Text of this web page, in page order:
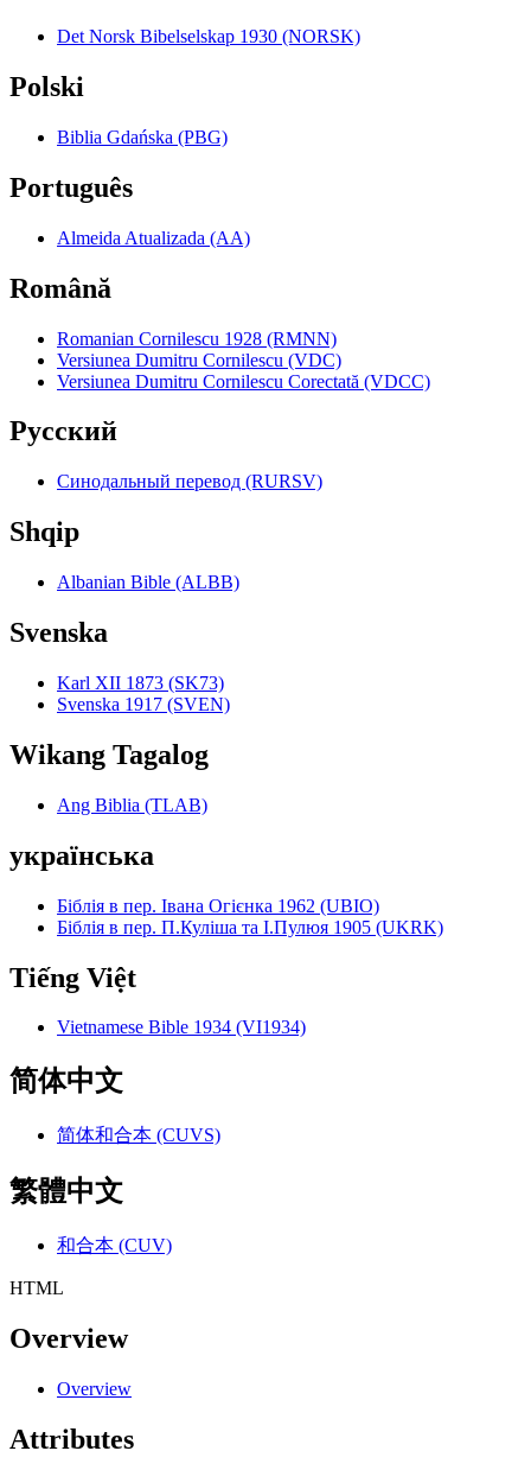
Det Norsk Bibelselskap 1930 (NORSK)
Polski
Biblia Gdańska (PBG)
Português
Almeida Atualizada (AA)
Română
Romanian Cornilescu 1928 (RMNN)
Versiunea Dumitru Cornilescu (VDC)
Versiunea Dumitru Cornilescu Corectată (VDCC)
Pyccкий
Синодальный перевод (RURSV)
Shqip
Albanian Bible (ALBB)
Svenska
Karl XII 1873 (SK73)
Svenska 1917 (SVEN)
Wikang Tagalog
Ang Biblia (TLAB)
українська
Біблія в пер. Івана Огієнка 1962 (UBIO)
Біблія в пер. П.Куліша та І.Пулюя 1905 (UKRK)
Tiếng Việt
Vietnamese Bible 1934 (VI1934)
简体中文
简体和合本 (CUVS)
繁體中文
和合本 (CUV)
HTML
Overview
Overview
Attributes